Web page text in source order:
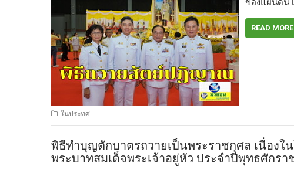
READ MORE
ในประทศ
พิธีทำบุญตักบาตรถวายเป็นพระราชกุศล เนื่อง
พระบาทสมเด็จพระเจ้าอยู่หัว ประจำปีพุทธศักรา